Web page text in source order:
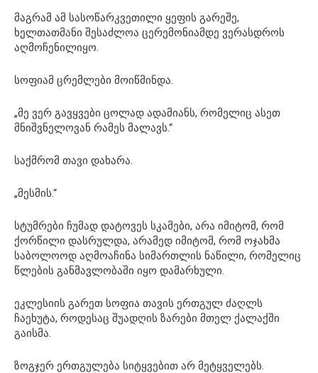
მაგრამ ამ სასოწარკვეთილი ყეფის გარეშე,
ხელთათმანი შესაძლოა ცერემონიამდე ვერასდროს
აღმოჩენილიყო.
სოფიამ ცრემლები მოიწმინდა.
„მე ვერ გავყვები ცოლად ადამიანს, რომელიც ასეთ
მნიშვნელოვან რამეს მალავს.“
საქმრომ თავი დახარა.
„მესმის.“
სტუმრები ჩუმად დატოვეს სკამები, არა იმიტომ, რომ
ქორწილი დასრულდა, არამედ იმიტომ, რომ ოჯახმა
საბოლოოდ აღმოაჩინა სიმართლის ნაწილი, რომელიც
წლების განმავლობაში იყო დამარხული.
ეკლესიის გარეთ სოფია თავის ერთგულ ძაღლს
ჩაეხუტა, როდესაც შუადღის ზარები მთელ ქალაქში
გაისმა.
ზოგჯერ ერთგულება სიტყვებით არ მეტყველებს.